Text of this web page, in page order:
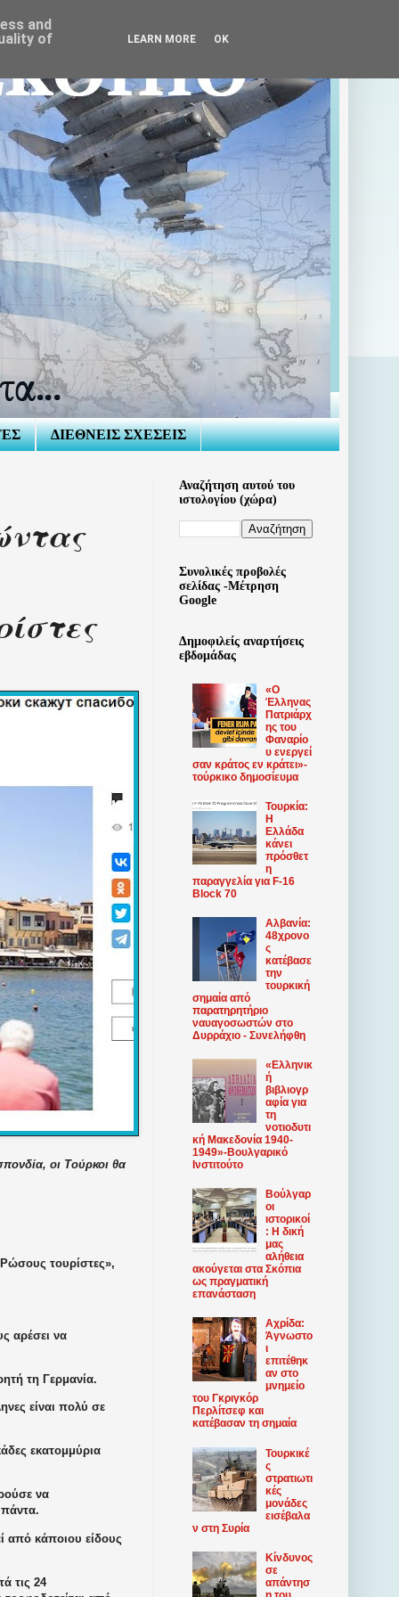
ΔΙΕΘΝΕΙΣ ΣΧΕΣΕΙΣ
οι Τούρκοι θα
τουρίστες»,
αρέσει να
τη Γερμανία.
είναι πολύ σε
εκατομμύρια
να
πάντα.
από κάποιου είδους
τις 24
Αναζήτηση αυτού του
ιστολογίου (χώρα)
Συνολικές προβολές
σελίδας -Μέτρηση
Google
Δημοφιλείς αναρτήσεις
εβδομάδας
«Ο
Έλληνας
Πατριάρχ
ης του
Φαναρίο
υ ​​ενεργεί
σαν κράτος εν κράτει»-
τούρκικο δημοσίευμα
Τουρκία:
Η
Ελλάδα
κάνει
πρόσθετ
η
παραγγελία για F-16
Block 70
Αλβανία:
48χρονο
ς
κατέβασε
την
τουρκική
σημαία από
παρατηρητήριο
ναυαγοσωστών στο
Δυρράχιο - Συνελήφθη
«Ελληνικ
ή
βιβλιογρ
αφία για
τη
νοτιοδυτι
κή Μακεδονία 1940-
1949»-Βουλγαρικό
Ινστιτούτο
Βούλγαρ
οι
ιστορικοί
: Η δική
μας
αλήθεια
ακούγεται στα Σκόπια
ως πραγματική
επανάσταση
Αχρίδα:
Άγνωστο
ι
επιτέθηκ
αν στο
μνημείο
του Γκριγκόρ
Περλίτσεφ και
κατέβασαν τη σημαία
Τουρκικέ
ς
στρατιωτι
κές
μονάδες
εισέβαλα
ν στη Συρία
Κίνδυνος
σε
απάντησ
and
of
LEARN MORE OK